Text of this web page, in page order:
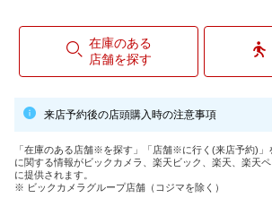
在庫のある
店舗を探す
来店予約後の店頭購入時の注意事項
「在庫のある店舗※を探す」「店舗※に行く(来店予約)」
に関する情報がビックカメラ、楽天ビック、楽天、楽天
に提供されます。
※ ビックカメラグループ店舗（コジマを除く）